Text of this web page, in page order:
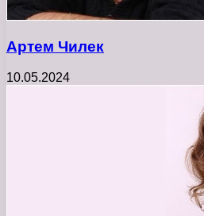
Артем Чилек
10.05.2024